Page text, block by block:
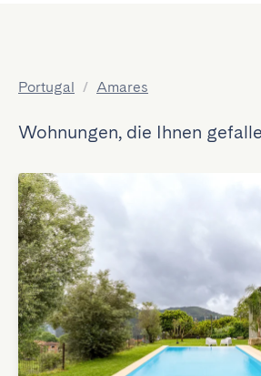
Portugal / Amares
Wohnungen, die Ihnen